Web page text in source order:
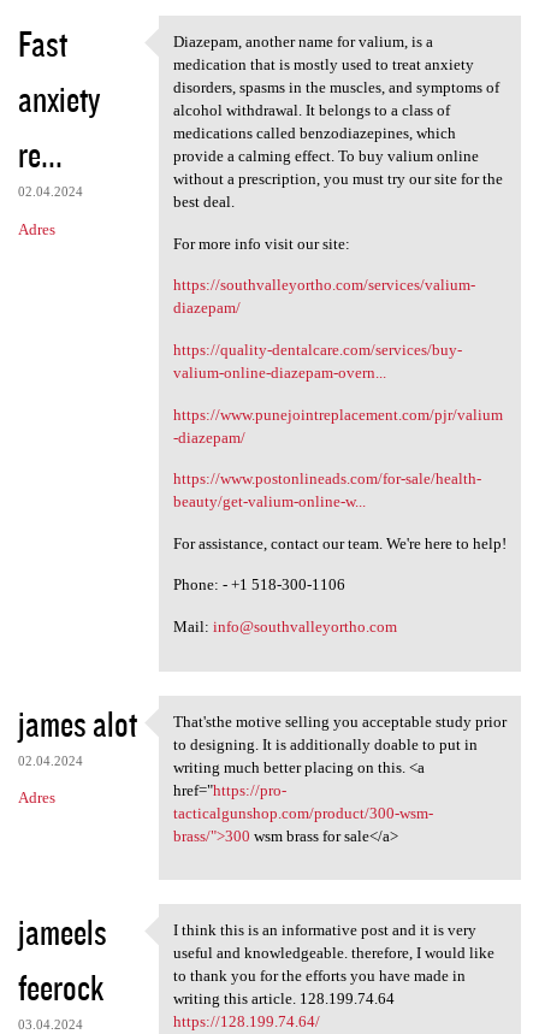
a
r
z
Fast
anxiety
re...
02.04.2024
Adres
Diazepam, another name for
Diazepam, another name for valium, is a
medication that is mostly used to treat anxiety
disorders, spasms in the muscles, and symptoms of
alcohol withdrawal. It belongs to a class of
medications called benzodiazepines, which
provide a calming effect. To buy valium online
without a prescription, you must try our site for the
best deal.
For more info visit our site:
https://southvalleyortho.com/services/valium-
diazepam/
https://quality-dentalcare.com/services/buy-
valium-online-diazepam-overn...
https://www.punejointreplacement.com/pjr/valium
-diazepam/
https://www.postonlineads.com/for-sale/health-
beauty/get-valium-online-w...
For assistance, contact our team. We're here to help!
Phone: - +1 518-300-1106
Mail: info@southvalleyortho.com
james alot
02.04.2024
Adres
That'sthe motive selling you
That'sthe motive selling you acceptable study prior
to designing. It is additionally doable to put in
writing much better placing on this. <a
href="https://pro-
tacticalgunshop.com/product/300-wsm-
brass/">300 wsm brass for sale</a>
jameels
feerock
03.04.2024
I think this is an
I think this is an informative post and it is very
useful and knowledgeable. therefore, I would like
to thank you for the efforts you have made in
writing this article. 128.199.74.64
https://128.199.74.64/